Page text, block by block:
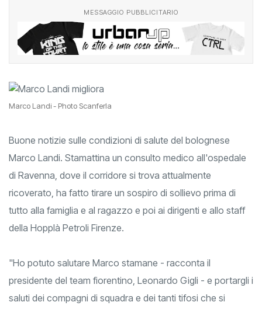
MESSAGGIO PUBBLICITARIO
Marco Landi - Photo Scanferla
Buone notizie sulle condizioni di salute del bolognese
Marco Landi. Stamattina un consulto medico all'ospedale
di Ravenna, dove il corridore si trova attualmente
ricoverato, ha fatto tirare un sospiro di sollievo prima di
tutto alla famiglia e al ragazzo e poi ai dirigenti e allo staff
della Hopplà Petroli Firenze.
"Ho potuto salutare Marco stamane - racconta il
presidente del team fiorentino, Leonardo Gigli - e portargli i
saluti dei compagni di squadra e dei tanti tifosi che si